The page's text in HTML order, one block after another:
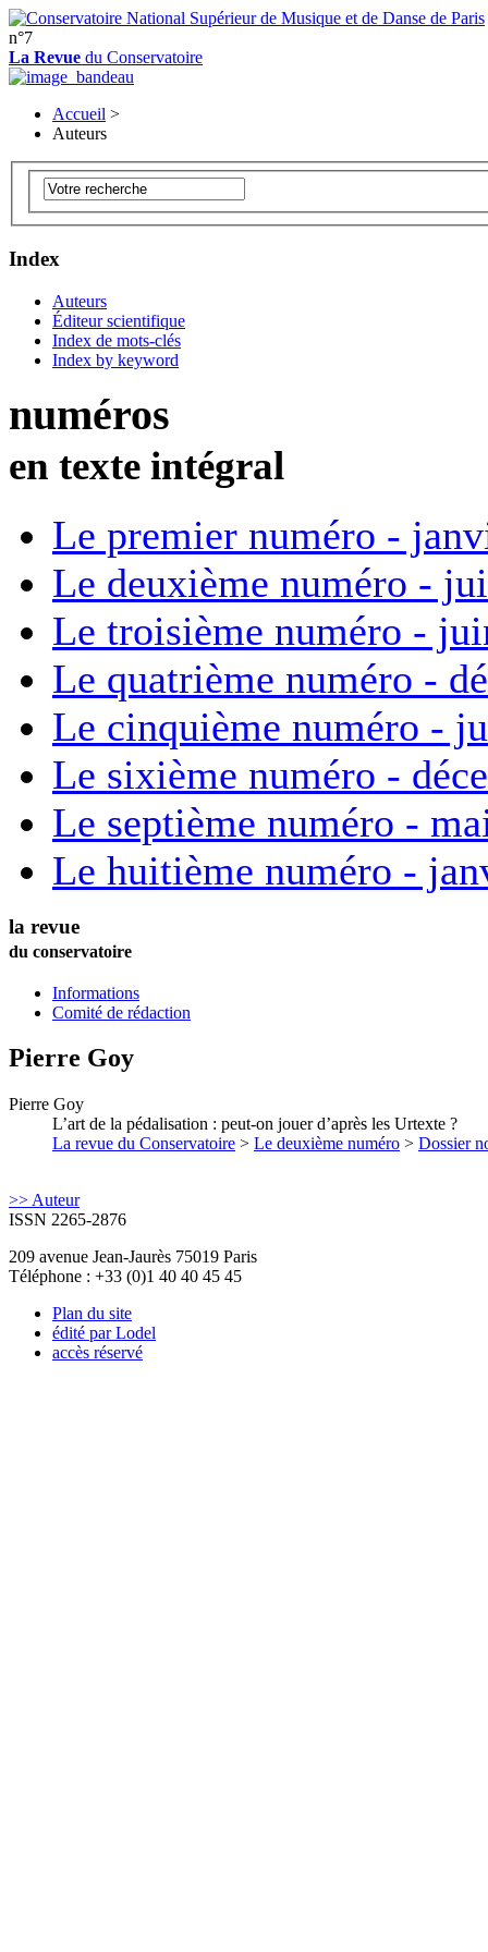
n°7
La Revue du Conservatoire
Accueil >
Auteurs
Index
Auteurs
Éditeur scientifique
Index de mots-clés
Index by keyword
numéros
en texte intégral
Le premier numéro -
Le deuxième numéro -
Le troisième numéro -
Le quatrième numéro -
Le cinquième numéro -
Le sixième numéro -
Le septième numéro -
Le huitième numéro -
la revue
du conservatoire
Informations
Comité de rédaction
Pierre Goy
Pierre Goy
L’art de la pédalisation : peut-on jouer d’après les Urtexte ?
La revue du Conservatoire > Le deuxième numéro > Dossier
>> Auteur
ISSN 2265-2876
209 avenue Jean-Jaurès 75019 Paris
Téléphone : +33 (0)1 40 40 45 45
Plan du site
édité par Lodel
accès réservé